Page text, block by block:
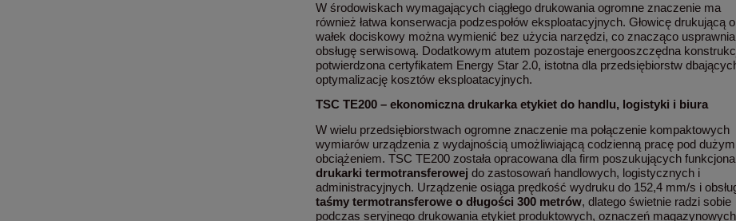
W środowiskach wymagających ciągłego drukowania ogromne znaczenie ma
również łatwa konserwacja podzespołów eksploatacyjnych. Głowicę drukującą
wałek dociskowy można wymienić bez użycia narzędzi, co znacząco usprawnia
obsługę serwisową. Dodatkowym atutem pozostaje energooszczędna
potwierdzona certyfikatem Energy Star 2.0, istotna dla przedsiębiorstw
optymalizację kosztów eksploatacyjnych.
TSC TE200 – ekonomiczna drukarka etykiet do handlu, logistyki i biura
W wielu przedsiębiorstwach ogromne znaczenie ma połączenie kompaktowych
wymiarów urządzenia z wydajnością umożliwiającą codzienną pracę pod dużym
obciążeniem. TSC TE200 została opracowana dla firm poszukujących
drukarki termotransferowej do zastosowań handlowych, logistycznych i
administracyjnych. Urządzenie osiąga prędkość wydruku do 152,4 mm/s i
taśmy termotransferowe o długości 300 metrów, dlatego świetnie radzi sobie
podczas seryjnego drukowania etykiet produktowych, oznaczeń